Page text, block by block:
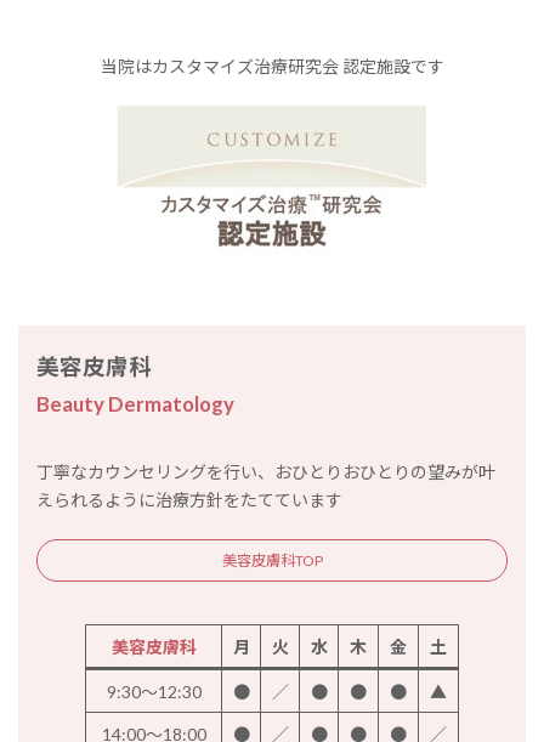
当院はカスタマイズ治療研究会 認定施設です
美容皮膚科
Beauty Dermatology
丁寧なカウンセリングを行い、おひとりおひとりの望みが叶
えられるように治療方針をたてています
美容皮膚科TOP
美容皮膚科 月 火 水 木 金 土
9:30～12:30 ● ／ ● ● ● ▲
14:00～18:00 ● ／ ● ● ● ／